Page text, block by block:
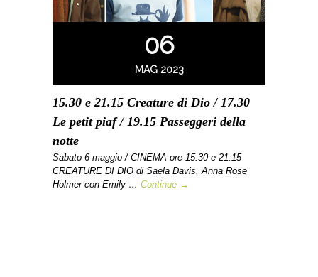
06
MAG 2023
15.30 e 21.15 Creature di Dio / 17.30
Le petit piaf / 19.15 Passeggeri della
notte
Sabato 6 maggio / CINEMA ore 15.30 e 21.15
CREATURE DI DIO di Saela Davis, Anna Rose
Holmer con Emily … Continue →